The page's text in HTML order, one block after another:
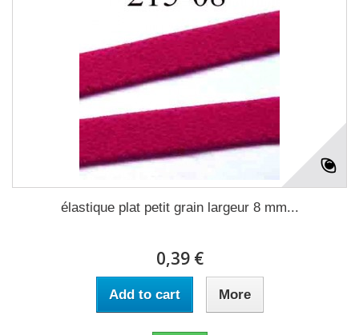
élastique plat petit grain largeur 8 mm...
0,39 €
Add to cart More